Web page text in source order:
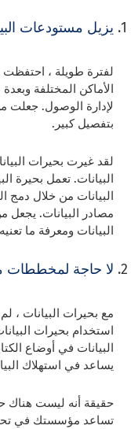
يزيل مستودعات
لفترة طويلة ، احتفظت
الأماكن المختلفة
لإدارة الوصول. جعلت
بتفصيل كبير.
لقد غيرت بحيرات
البيانات. تعمل بحيرة
البيانات من خلال دمج
مصادر البيانات. يجعل
البيانات ومعرفة ما
لا حاجة لمخططات
مع بحيرات البيانات
استخدام بحيرات
البيانات في أوضاع
يساعد في استهلاك
حقيقة أنه ليست
تساعد مؤسستك في